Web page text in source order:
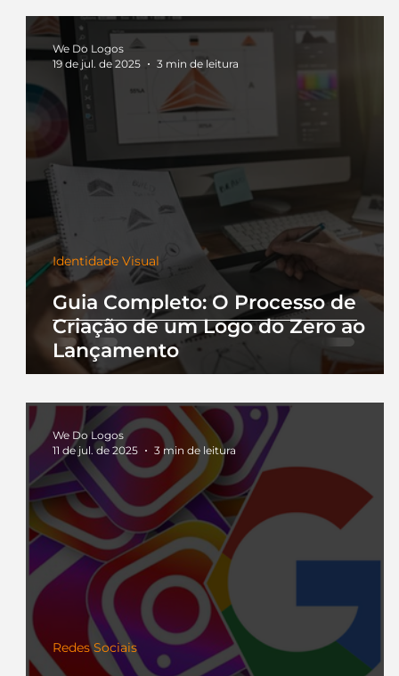
Guia Completo: O Processo de
Criação de um Logo do Zero ao
Lançamento
Identidade Visual
We Do Logos
19 de jul. de 2025
3 min de leitura
Redes Sociais
We Do Logos
11 de jul. de 2025
3 min de leitura